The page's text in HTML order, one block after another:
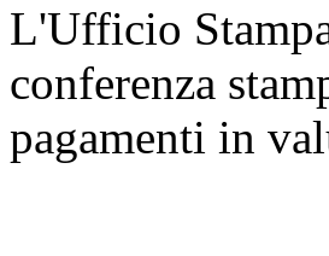
L'Ufficio
conferenza
pagamenti in